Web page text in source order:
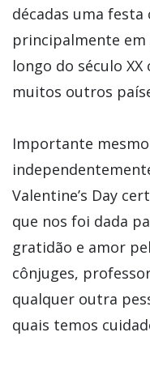
décadas uma festa
principalmente em
longo do século
muitos outros
Importante
Valentine’s Day
que nos foi dada
gratidão e amor
cônjuges,
qualquer outra
quais temos